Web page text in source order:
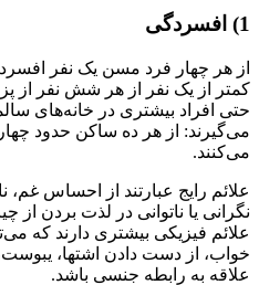
1) افسردگی
از هر چهار فرد مسن یک نفر
کمتر از یک نفر از هر شش نفر از
حتی افراد بیشتری در خانه‌های
می‌گیرند: از هر ده ساکن حدود
می‌کنند.
علائم رایج عبارتند از احساس غم،
نگرانی یا ناتوانی در لذت بردن از
علائم فیزیکی بیشتری دارند که
خواب، از دست دادن اشتها،
علاقه به رابطه جنسی باشد.